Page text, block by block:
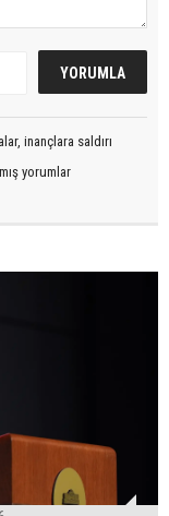
inançlara saldırı
yorumlar